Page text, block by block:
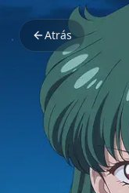
Atrás